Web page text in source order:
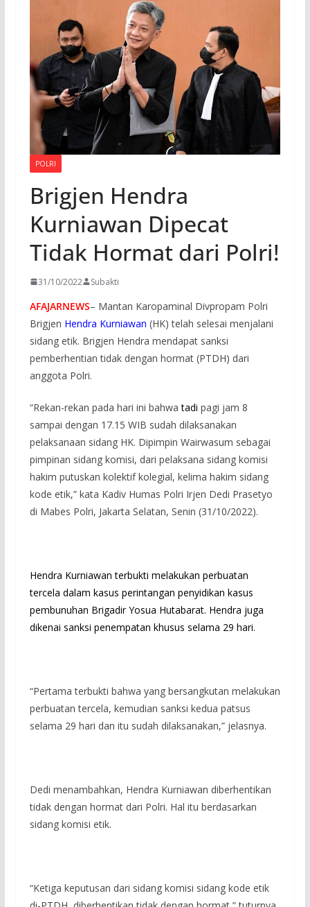
POLRI
Brigjen Hendra
Kurniawan Dipecat
Tidak Hormat dari Polri!
31/10/2022 Subakti
AFAJARNEWS– Mantan Karopaminal Divpropam Polri
Brigjen Hendra Kurniawan (HK) telah selesai menjalani
sidang etik. Brigjen Hendra mendapat sanksi
pemberhentian tidak dengan hormat (PTDH) dari
anggota Polri.
“Rekan-rekan pada hari ini bahwatadi pagi jam 8
sampai dengan 17.15 WIB sudah dilaksanakan
pelaksanaan sidang HK. Dipimpin Wairwasum sebagai
pimpinan sidang komisi, dari pelaksana sidang komisi
hakim putuskan kolektif kolegial, kelima hakim sidang
kode etik,” kata Kadiv Humas Polri Irjen Dedi Prasetyo
di Mabes Polri, Jakarta Selatan, Senin (31/10/2022).
Hendra Kurniawan terbukti melakukan perbuatan
tercela dalam kasus perintangan penyidikan kasus
pembunuhan Brigadir Yosua Hutabarat. Hendra juga
dikenai sanksi penempatan khusus selama 29 hari.
“Pertama terbukti bahwa yang bersangkutan melakukan
perbuatan tercela, kemudian sanksi kedua patsus
selama 29 hari dan itu sudah dilaksanakan,” jelasnya.
Dedi menambahkan, Hendra Kurniawan diberhentikan
tidak dengan hormat dari Polri. Hal itu berdasarkan
sidang komisi etik.
“Ketiga keputusan dari sidang komisi sidang kode etik